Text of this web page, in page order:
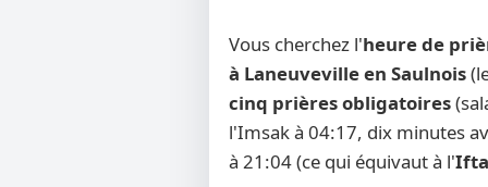
Vous cherchez l'heure de
à Laneuveville en Saulnois
cinq prières obligatoires
l'Imsak à 04:17, dix minutes
à 21:04 (ce qui équivaut à l'